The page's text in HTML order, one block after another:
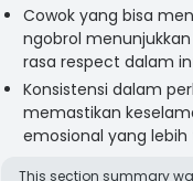
Cowok yang bisa
ngobrol
rasa respect dalam
Konsistensi dalam
memastikan
emosional yang
This section summary